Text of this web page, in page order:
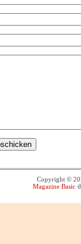
Copyright ©
Magazine Basic